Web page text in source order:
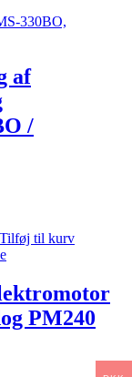
af
/
Tilføj til kurv
PM240